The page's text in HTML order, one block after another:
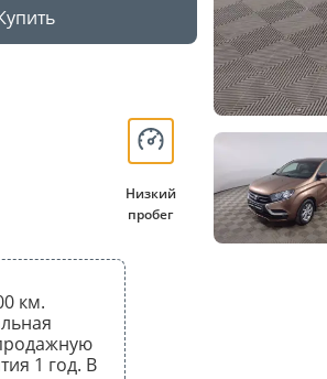
Низкий
пробег
км.
1 год. В